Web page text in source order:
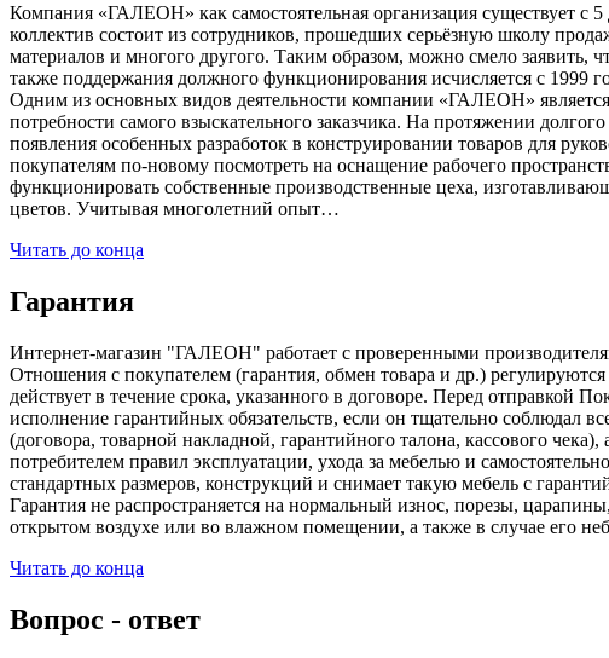
Компания «ГАЛЕОН» как самостоятельная организация существует с
коллектив состоит из сотрудников, прошедших серьёзную школу
материалов и многого другого. Таким образом, можно смело заявить,
также поддержания должного функционирования исчисляется с 1999
Одним из основных видов деятельности компании «ГАЛЕОН»
потребности самого взыскательного заказчика. На протяжении
появления особенных разработок в конструировании товаров для
покупателям по-новому посмотреть на оснащение рабочего
функционировать собственные производственные цеха,
цветов. Учитывая многолетний опыт…
Читать до конца
Гарантия
Интернет-магазин "ГАЛЕОН" работает с проверенными
Отношения с покупателем (гарантия, обмен товара и др.)
действует в течение срока, указанного в договоре. Перед отправкой
исполнение гарантийных обязательств, если он тщательно соблюдал
(договора, товарной накладной, гарантийного талона, кассового
потребителем правил эксплуатации, ухода за мебелью и
стандартных размеров, конструкций и снимает такую мебель с
Гарантия не распространяется на нормальный износ, порезы,
открытом воздухе или во влажном помещении, а также в случае его
Читать до конца
Вопрос - ответ